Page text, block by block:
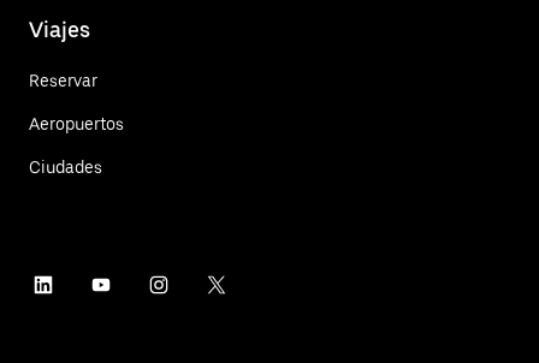
Viajes
Reservar
Aeropuertos
Ciudades